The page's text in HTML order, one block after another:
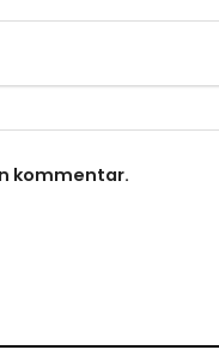
kommentar.